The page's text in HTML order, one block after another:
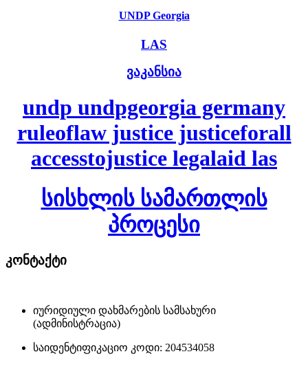
UNDP Georgia
LAS
ვაკანსია
undp undpgeorgia germany
ruleoflaw justice justiceforall
accesstojustice legalaid las
სისხლის სამართლის
პროცესი
კონტაქტი
იურიდიული დახმარების სამსახური
(ადმინისტრაცია)
საიდენტიფიკაციო კოდი: 204534058